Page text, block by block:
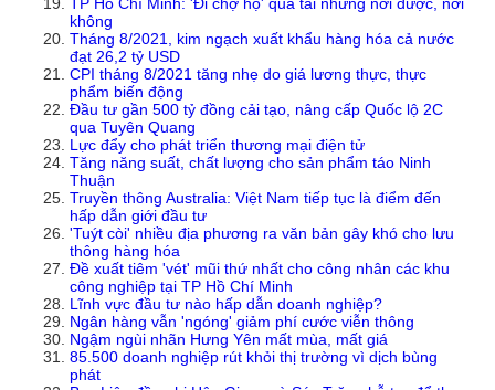
không
Tháng 8/2021, kim ngạch xuất khẩu hàng hóa cả nước
đạt 26,2 tỷ USD
CPI tháng 8/2021 tăng nhẹ do giá lương thực, thực
phẩm biến động
Đầu tư gần 500 tỷ đồng cải tạo, nâng cấp Quốc lộ 2C
qua Tuyên Quang
Lực đẩy cho phát triển thương mại điện tử
Tăng năng suất, chất lượng cho sản phẩm táo Ninh
Thuận
Truyền thông Australia: Việt Nam tiếp tục là điểm đến
hấp dẫn giới đầu tư
'Tuýt còi' nhiều địa phương ra văn bản gây khó cho lưu
thông hàng hóa
Đề xuất tiêm 'vét' mũi thứ nhất cho công nhân các khu
công nghiệp tại TP Hồ Chí Minh
Lĩnh vực đầu tư nào hấp dẫn doanh nghiệp?
Ngân hàng vẫn 'ngóng' giảm phí cước viễn thông
Ngậm ngùi nhãn Hưng Yên mất mùa, mất giá
85.500 doanh nghiệp rút khỏi thị trường vì dịch bùng
phát